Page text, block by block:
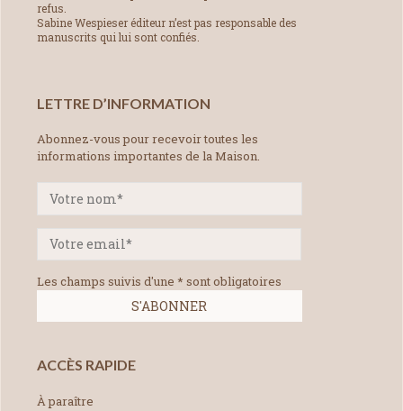
refus.
Sabine Wespieser éditeur n’est pas responsable des
manuscrits qui lui sont confiés.
LETTRE D’INFORMATION
Abonnez-vous pour recevoir toutes les
informations importantes de la Maison.
Les champs suivis d'une * sont obligatoires
ACCÈS RAPIDE
À paraître